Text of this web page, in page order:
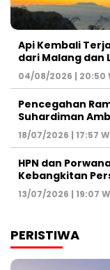
Api Kembali
dari Malang dan
04/08/2026 | 20:50
Pencegahan
Suhardiman
18/07/2026 | 17:57
HPN dan
Kebangkitan
13/07/2026 | 19:07
PERISTIWA